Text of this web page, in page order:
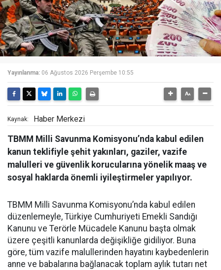
Yayınlanma: 06 Ağustos 2026 Perşembe 10:55
Kaynak: Haber Merkezi
TBMM Milli Savunma Komisyonu’nda kabul edilen
kanun teklifiyle şehit yakınları, gaziler, vazife
malulleri ve güvenlik korucularına yönelik maaş ve
sosyal haklarda önemli iyileştirmeler yapılıyor.
TBMM Milli Savunma Komisyonu’nda kabul edilen
düzenlemeyle, Türkiye Cumhuriyeti Emekli Sandığı
Kanunu ve Terörle Mücadele Kanunu başta olmak
üzere çeşitli kanunlarda değişikliğe gidiliyor. Buna
göre, tüm vazife malullerinden hayatını kaybedenlerin
anne ve babalarına bağlanacak toplam aylık tutarı net